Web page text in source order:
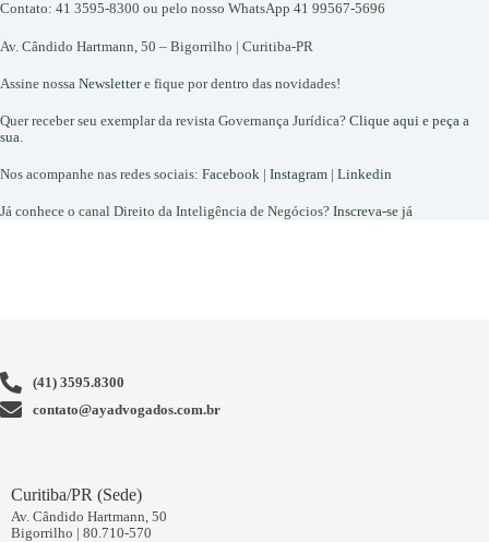
Contato: 41 3595-8300 ou pelo nosso WhatsApp 41 99567-5696
Av. Cândido Hartmann, 50 – Bigorrilho | Curitiba-PR
Assine nossa Newslettere fique por dentro das novidades!
Quer receber seu exemplar da revista Governança Jurídica? Clique aqui e peça a
sua.
Nos acompanhe nas redes sociais: Facebook Instagram Linkedin
Já conhece o canal Direito da Inteligência de Negócios? Inscreva-se já
(41) 3595.8300
contato@ayadvogados.com.br
Curitiba/PR (Sede)
Av. Cândido Hartmann, 50
Bigorrilho | 80.710-570